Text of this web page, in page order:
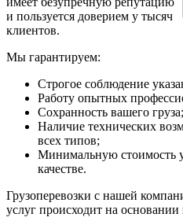
и пользуется доверием у тысяч
клиентов.
Мы гарантируем:
Строгое соблюдение
Работу опытных
Сохранность вашего груза;
Наличие технических
всех типов;
Минимальную стоимость
качестве.
Грузоперевозки с нашей
услуг происходит на